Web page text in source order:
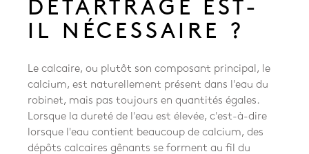
DÉTARTRAGE EST-
IL NÉCESSAIRE ?
Le calcaire, ou plutôt son composant principal, le
calcium, est naturellement présent dans l'eau du
robinet, mais pas toujours en quantités égales.
Lorsque la dureté de l'eau est élevée, c'est-à-dire
lorsque l'eau contient beaucoup de calcium, des
dépôts calcaires gênants se forment au fil du